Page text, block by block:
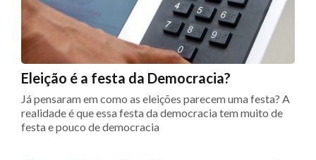
Eleição é a festa da Democracia?
Já pensaram em como as eleições parecem uma festa? A
realidade é que essa festa da democracia tem muito de
festa e pouco de democracia